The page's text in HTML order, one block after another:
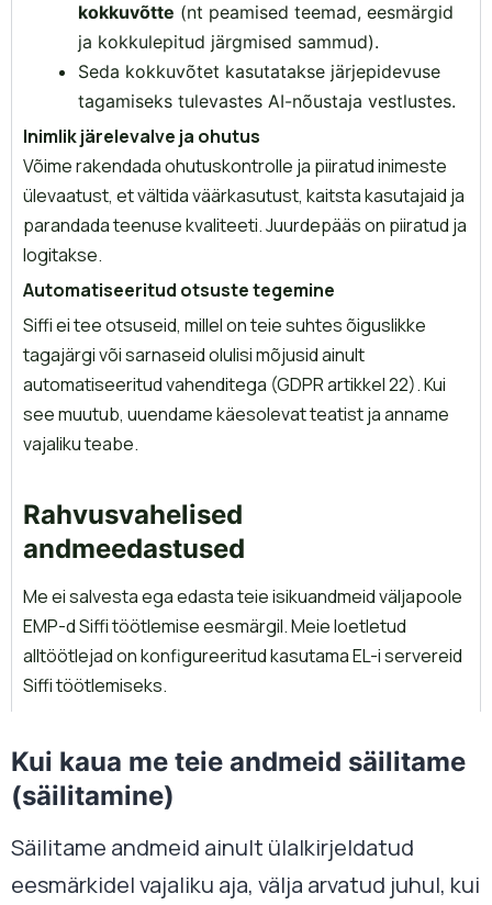
kokkuvõtte (nt peamised teemad, eesmärgid
ja kokkulepitud järgmised sammud).
Seda kokkuvõtet kasutatakse järjepidevuse
tagamiseks tulevastes AI-nõustaja vestlustes.
Inimlik järelevalve ja ohutus
Võime rakendada ohutuskontrolle ja piiratud inimeste
ülevaatust, et vältida väärkasutust, kaitsta kasutajaid ja
parandada teenuse kvaliteeti. Juurdepääs on piiratud ja
logitakse.
Automatiseeritud otsuste tegemine
Siffi ei tee otsuseid, millel on teie suhtes õiguslikke
tagajärgi või sarnaseid olulisi mõjusid ainult
automatiseeritud vahenditega (GDPR artikkel 22). Kui
see muutub, uuendame käesolevat teatist ja anname
vajaliku teabe.
Rahvusvahelised
andmeedastused
Me ei salvesta ega edasta teie isikuandmeid väljapoole
EMP-d Siffi töötlemise eesmärgil. Meie loetletud
alltöötlejad on konfigureeritud kasutama EL-i servereid
Siffi töötlemiseks.
Kui kaua me teie andmeid säilitame
(säilitamine)
Säilitame andmeid ainult ülalkirjeldatud
eesmärkidel vajaliku aja, välja arvatud juhul, kui